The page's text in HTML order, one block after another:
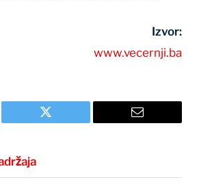
Izvor:
www.vecernji.ba
Twitter Email